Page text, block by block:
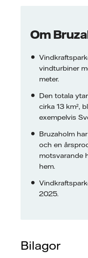
Om
vindturbiner
meter.
Den totala
cirka 13 km²,
exempelvis
Bruzaholm
och en
motsvarande
hem.
2025.
Bilagor